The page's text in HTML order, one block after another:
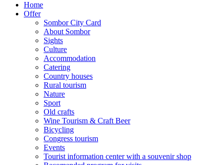
Home
Offer
Sombor City Card
About Sombor
Sights
Culture
Accommodation
Catering
Country houses
Rural tourism
Nature
Sport
Old crafts
Wine Tourism & Craft Beer
Bicycling
Congress tourism
Events
Tourist information center with a souvenir shop